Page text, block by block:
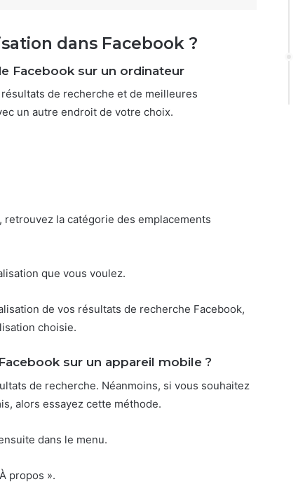
dans Facebook ?
Facebook sur un ordinateur
de recherche et de meilleures
un autre endroit de votre choix.
retrouvez la catégorie des emplacements
que vous voulez.
de vos résultats de recherche Facebook,
choisie.
sur un appareil mobile ?
de recherche. Néanmoins, si vous souhaitez
alors essayez cette méthode.
dans le menu.
propos ».